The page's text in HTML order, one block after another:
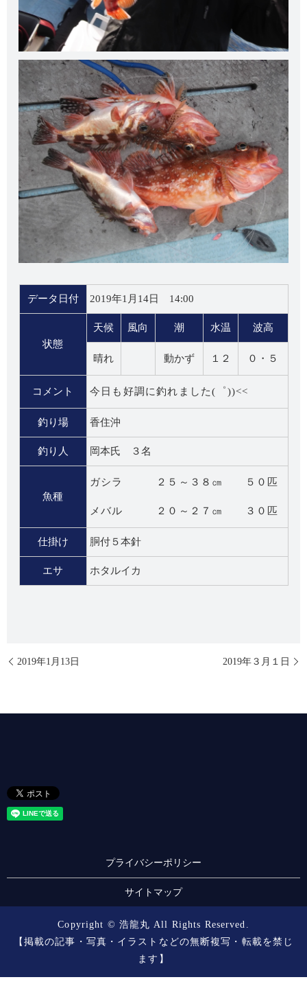
データ日付 2019年1月14日 14:00
状態
天候 風向 潮 水温 波高
晴れ 動かず １２ ０・５
コメント 今日も好調に釣れました(゜))<<
釣り場 香住沖
釣り人 岡本氏 ３名
魚種
ガシラ ２５～３８㎝ ５０匹
メバル ２０～２７㎝ ３０匹
仕掛け 胴付５本針
エサ ホタルイカ
2019年1月13日 2019年３月１日
プライバシーポリシー
サイトマップ
Copyright © 浩龍丸 All Rights Reserved.
【掲載の記事・写真・イラストなどの無断複写・転載を禁じ
ます】